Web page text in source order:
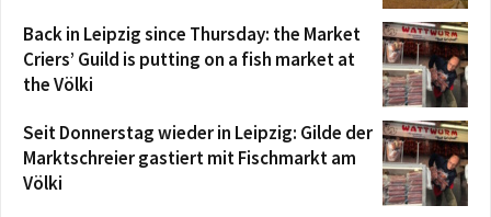
Back in Leipzig since Thursday: the Market
Criers’ Guild is putting on a fish market at
the Völki
Seit Donnerstag wieder in Leipzig: Gilde der
Marktschreier gastiert mit Fischmarkt am
Völki